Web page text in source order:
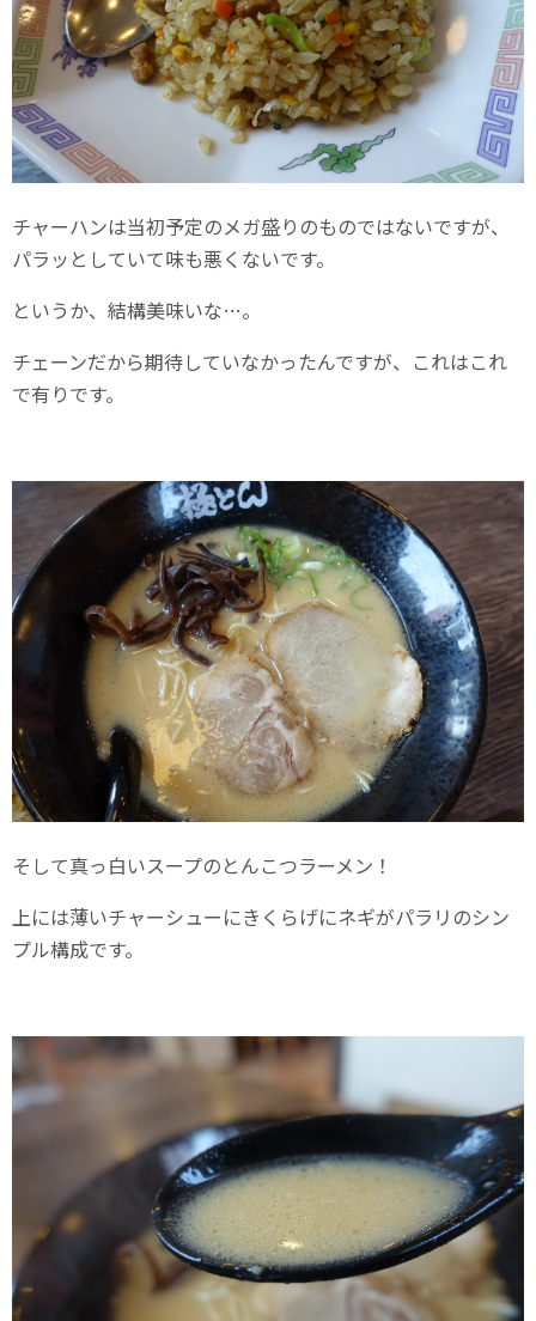
チャーハンは当初予定のメガ盛りのものではないですが、
パラッとしていて味も悪くないです。
というか、結構美味いな…。
チェーンだから期待していなかったんですが、これはこれ
で有りです。
そして真っ白いスープのとんこつラーメン！
上には薄いチャーシューにきくらげにネギがパラリのシン
プル構成です。